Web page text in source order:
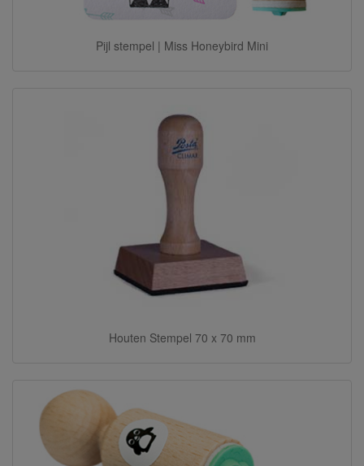
Pijl stempel | Miss Honeybird Mini
Houten Stempel 70 x 70 mm